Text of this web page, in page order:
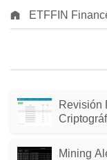
ETFFIN
Revisión
Mining